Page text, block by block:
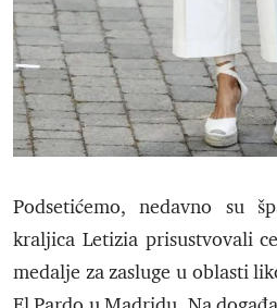
Podsetićemo, nedavno su
kraljica Letizia prisustvovali
medalje za zasluge u oblasti